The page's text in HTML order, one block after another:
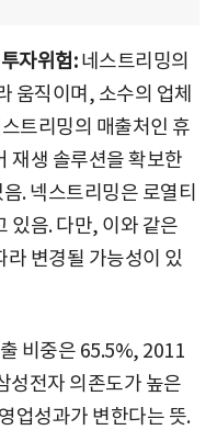
자위험:네스트리밍의
움직이며, 소수의 업체
트리밍의 매출처인 휴
재생 솔루션을 확보한
. 넥스트리밍은 로열티
있음. 다만, 이와 같은
변경될 가능성이 있
비중은 65.5%, 2011
성전자 의존도가 높은
업성과가 변한다는 뜻.